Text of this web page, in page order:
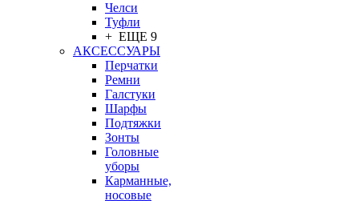
Челси
Туфли
+ ЕЩЕ 9
АКСЕССУАРЫ
Перчатки
Ремни
Галстуки
Шарфы
Подтяжки
Зонты
Головные
уборы
Карманные,
носовые